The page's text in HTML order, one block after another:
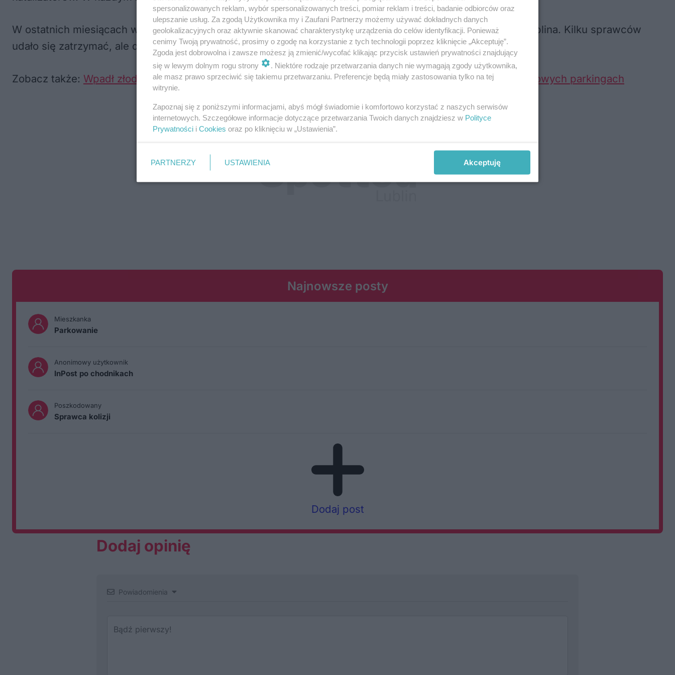
W ostatnich miesiącach wielokrotnie pisaliśmy na naszym portalu o kradzieżach katalizatorów na terenie Lublina. Kilku sprawców
udało się zatrzymać, ale do kradzieży wciąż dochodzi.
Zobacz także: Wpadł złodziej katalizatorów. Obywatel Gruzji uszkodził co najmniej 5 samochodów na osiedlowych parkingach
Najnowsze posty
Mieszkanka
Parkowanie
Anonimowy użytkownik
InPost po chodnikach
Poszkodowany
Sprawca kolizji
Dodaj post
Dodaj opinię
Powiadomienia
spersonalizowanych reklam, wybór spersonalizowanych treści, pomiar reklam i treści, badanie odbiorców oraz
ulepszanie usług. Za zgodą Użytkownika my i Zaufani Partnerzy możemy używać dokładnych danych
geolokalizacyjnych oraz aktywnie skanować charakterystykę urządzenia do celów identyfikacji. Ponieważ
cenimy Twoją prywatność, prosimy o zgodę na korzystanie z tych technologii poprzez kliknięcie „Akceptuję”.
Zgoda jest dobrowolna i zawsze możesz ją zmienić/wycofać klikając przycisk ustawień prywatności znajdujący
się w lewym dolnym rogu strony
. Niektóre rodzaje przetwarzania danych nie wymagają zgody użytkownika,
ale masz prawo sprzeciwić się takiemu przetwarzaniu. Preferencje będą miały zastosowania tylko na tej
witrynie.
Zapoznaj się z poniższymi informacjami, abyś mógł świadomie i komfortowo korzystać z naszych serwisów
internetowych. Szczegółowe informacje dotyczące przetwarzania Twoich danych znajdziesz w Polityce
Prywatności i Cookies oraz po kliknięciu w „Ustawienia”.
PARTNERZY USTAWIENIA Akceptuję